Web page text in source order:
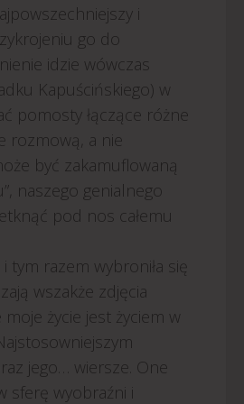
i
go do
idzie wówczas
Kapuścińskiego) w
pomosty łączące różne
rozmową, a nie
być zakamuflowaną
naszego genialnego
pod nos całemu
tym razem wybroniła się
wszakże zdjęcia
życie jest życiem w
jego… wiersze. One
sferę wyobraźni i